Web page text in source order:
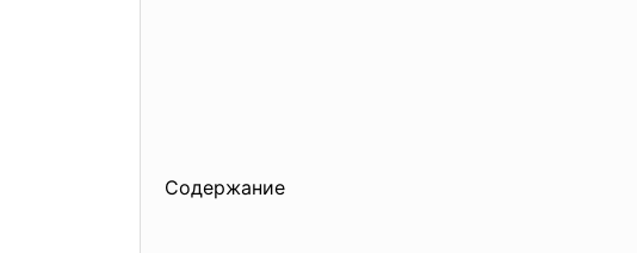
Содержание